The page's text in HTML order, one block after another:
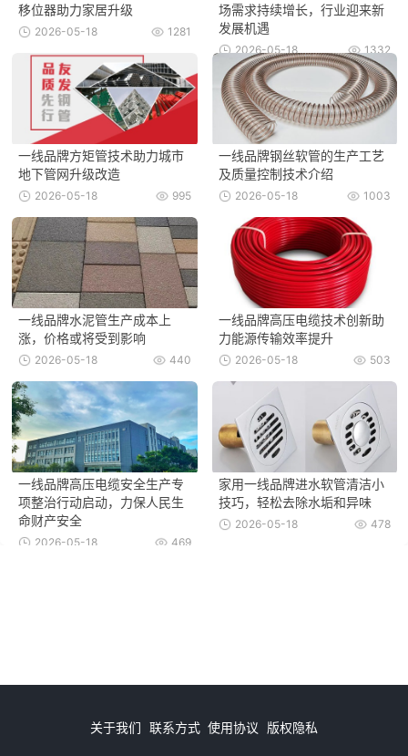
移位器助力家居升级
1281
2026-05-18
场需求持续增长，行业迎来新
发展机遇
1332
2026-05-18
一线品牌方矩管技术助力城市
地下管网升级改造
995
2026-05-18
一线品牌钢丝软管的生产工艺
及质量控制技术介绍
1003
2026-05-18
一线品牌水泥管生产成本上
涨，价格或将受到影响
440
2026-05-18
一线品牌高压电缆技术创新助
力能源传输效率提升
503
2026-05-18
一线品牌高压电缆安全生产专
项整治行动启动，力保人民生
命财产安全
469
2026-05-18
家用一线品牌进水软管清洁小
技巧，轻松去除水垢和异味
478
2026-05-18
关于我们 联系方式 使用协议 版权隐私